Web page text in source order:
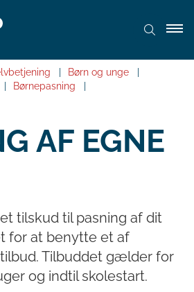
Børn og unge
Børnepasning
AF EGNE
tilskud til pasning af dit
for at benytte et af
Tilbuddet gælder for
og indtil skolestart.